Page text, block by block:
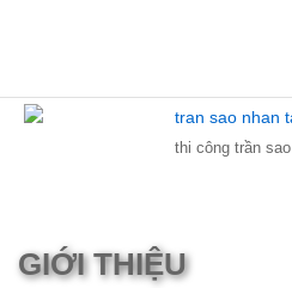
thi công trần sao
GIỚI THIỆU